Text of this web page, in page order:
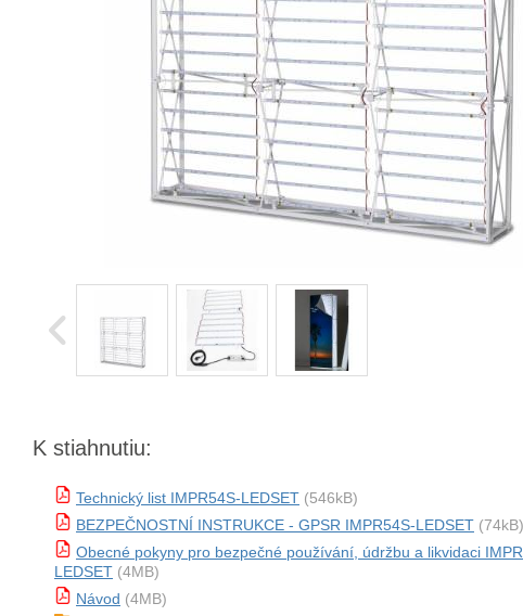
K stiahnutiu:
Technický list IMPR54S-LEDSET (546kB)
BEZPEČNOSTNÍ INSTRUKCE - GPSR IMPR54S-LEDSET (74kB)
Obecné pokyny pro bezpečné používání, údržbu a likvidaci
LEDSET (4MB)
Návod (4MB)